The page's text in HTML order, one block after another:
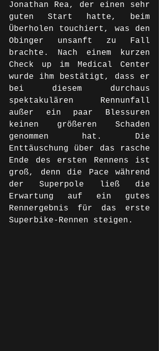
Jonathan Rea, der einen sehr
guten Start hatte, beim
Überholen touchiert, was den
Obinger unsanft zu Fall
brachte. Nach einem kurzen
Check up im Medical Center
wurde ihm bestätigt, dass er
bei diesem durchaus
spektakulären Rennunfall
außer ein paar Blessuren
keinen größeren Schaden
genommen hat. Die
Enttäuschung über das rasche
Ende des ersten Rennens ist
groß, denn die Pace während
der Superpole ließ die
Erwartung auf ein gutes
Rennergebnis für das erste
Superbike-Rennen steigen.